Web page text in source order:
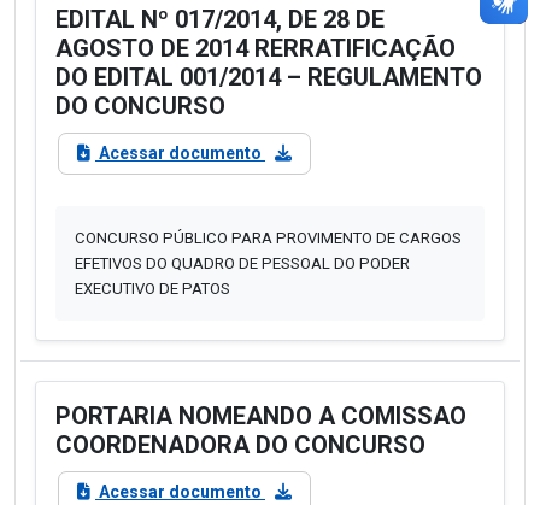
EDITAL Nº 017/2014, DE 28 DE
AGOSTO DE 2014 RERRATIFICAÇÃO
DO EDITAL 001/2014 – REGULAMENTO
DO CONCURSO
Acessar documento
CONCURSO PÚBLICO PARA PROVIMENTO DE CARGOS
EFETIVOS DO QUADRO DE PESSOAL DO PODER
EXECUTIVO DE PATOS
PORTARIA NOMEANDO A COMISSAO
COORDENADORA DO CONCURSO
Acessar documento